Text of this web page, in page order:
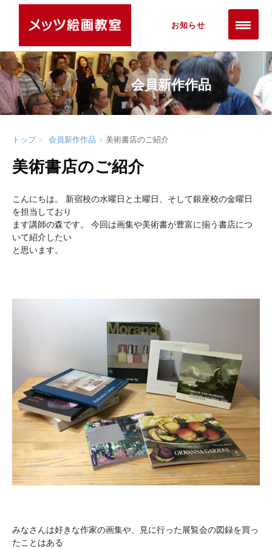
お知らせ
会員新作作品
トップ 会員新作作品 美術書店のご紹介
美術書店のご紹介
こんにちは。 新宿校の水曜日と土曜日、そして銀座校の金曜日
を担当しており
ます講師の森です。 今回は画集や美術書が豊富に揃う書店につ
いて紹介したい
と思います。
みなさんは好きな作家の画集や、見に行った展覧会の図録を買っ
たことはある